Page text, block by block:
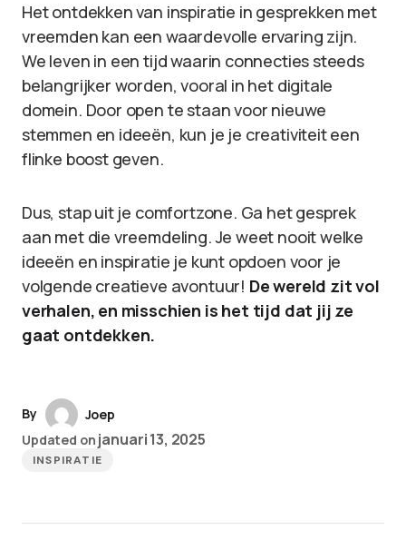
Het ontdekken van inspiratie in gesprekken met
vreemden kan een waardevolle ervaring zijn.
We leven in een tijd waarin connecties steeds
belangrijker worden, vooral in het digitale
domein. Door open te staan voor nieuwe
stemmen en ideeën, kun je je creativiteit een
flinke boost geven.
Dus, stap uit je comfortzone. Ga het gesprek
aan met die vreemdeling. Je weet nooit welke
ideeën en inspiratie je kunt opdoen voor je
volgende creatieve avontuur! De wereld zit vol
verhalen, en misschien is het tijd dat jij ze
gaat ontdekken.
By
Joep
Updated on januari 13, 2025
INSPIRATIE